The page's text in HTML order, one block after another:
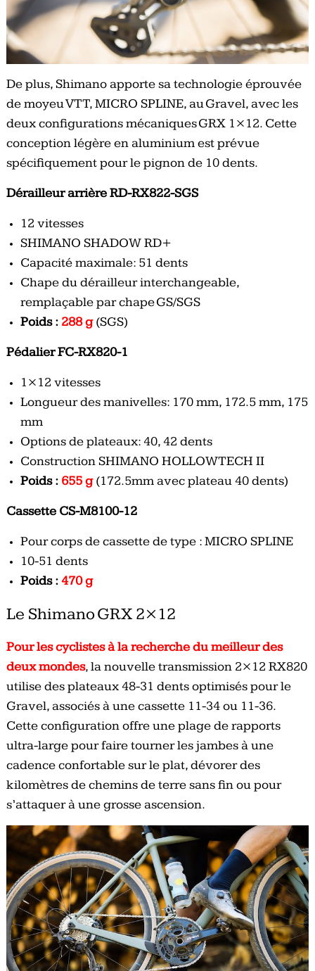
De plus, Shimano apporte sa technologie éprouvée
de moyeu VTT, MICRO SPLINE, au Gravel, avec les
deux configurations mécaniques GRX 1×12. Cette
conception légère en aluminium est prévue
spécifiquement pour le pignon de 10 dents.
Dérailleur arrière RD-RX822-SGS
12 vitesses
SHIMANO SHADOW RD+
Capacité maximale: 51 dents
Chape du dérailleur interchangeable,
remplaçable par chape GS/SGS
Poids : 288 g(SGS)
Pédalier FC-RX820-1
1×12 vitesses
Longueur des manivelles: 170 mm, 172.5 mm, 175
mm
Options de plateaux: 40, 42 dents
Construction SHIMANO HOLLOWTECH II
Poids : 655 g(172.5mm avec plateau 40 dents)
Cassette CS-M8100-12
Pour corps de cassette de type : MICRO SPLINE
10-51 dents
Poids : 470 g
Le Shimano GRX 2×12
Pour les cyclistes à la recherche du meilleur des
deux mondes, la nouvelle transmission 2×12 RX820
utilise des plateaux 48-31 dents optimisés pour le
Gravel, associés à une cassette 11-34 ou 11-36.
Cette configuration offre une plage de rapports
ultra-large pour faire tourner les jambes à une
cadence confortable sur le plat, dévorer des
kilomètres de chemins de terre sans fin ou pour
s’attaquer à une grosse ascension.